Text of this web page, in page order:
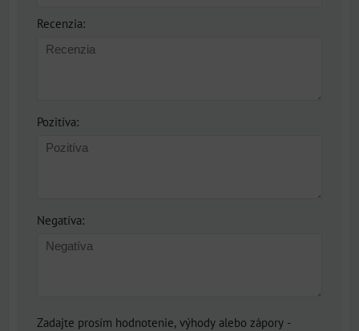
Recenzia:
Pozitíva:
Negatíva:
Zadajte prosím hodnotenie, výhody alebo zápory -